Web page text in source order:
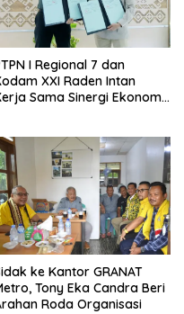
I Regional 7 dan
XXI Raden Intan
Sama Sinergi Ekonomi
ke Kantor GRANAT
Tony Eka Candra Beri
Roda Organisasi